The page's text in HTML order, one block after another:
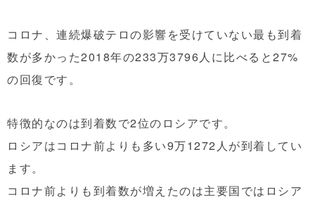
コロナ、連続爆破テロの影響を受けていない最も到着
数が多かった2018年の233万3796人に比べると27%
の回復です。
特徴的なのは到着数で2位のロシアです。
ロシアはコロナ前よりも多い9万1272人が到着してい
ます。
コロナ前よりも到着数が増えたのは主要国ではロシア